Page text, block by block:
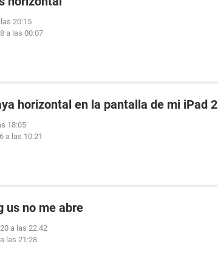
20:15
a las 00:07
horizontal en la pantalla de mi iPad 2
18:05
a las 10:21
us no me abre
a las 22:42
las 21:28